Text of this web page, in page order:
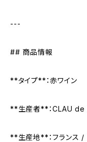
---
## 商品情報
**タイプ**：赤ワイン
**生産者**：CLAU de
**生産地**：フランス /